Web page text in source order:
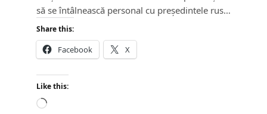
să se întâlnească personal cu președintele rus…
Share this:
Facebook X
Like this:
L